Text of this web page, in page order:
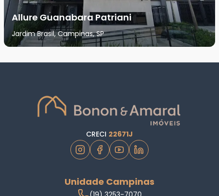
Allure Guanabara Patriani
Jardim Brasil, Campinas, SP
CRECI 22671J
Unidade Campinas